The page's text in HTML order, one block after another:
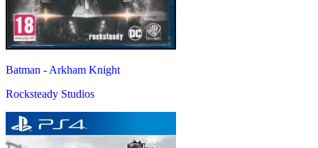
Batman - Arkham Knight
Rocksteady Studios